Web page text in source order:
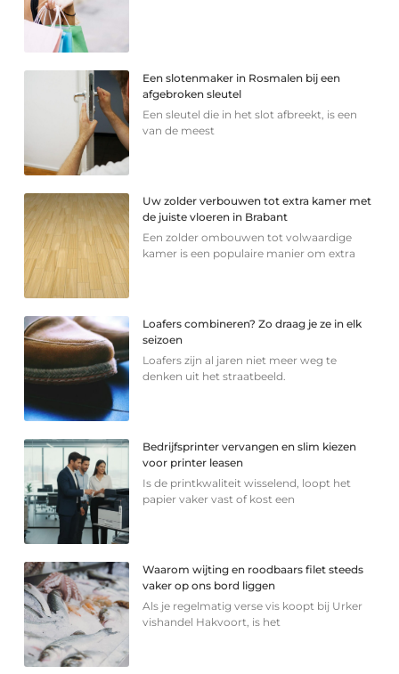
Een slotenmaker in Rosmalen bij een
afgebroken sleutel
Een sleutel die in het slot afbreekt, is een
van de meest
Uw zolder verbouwen tot extra kamer met
de juiste vloeren in Brabant
Een zolder ombouwen tot volwaardige
kamer is een populaire manier om extra
Loafers combineren? Zo draag je ze in elk
seizoen
Loafers zijn al jaren niet meer weg te
denken uit het straatbeeld.
Bedrijfsprinter vervangen en slim kiezen
voor printer leasen
Is de printkwaliteit wisselend, loopt het
papier vaker vast of kost een
Waarom wijting en roodbaars filet steeds
vaker op ons bord liggen
Als je regelmatig verse vis koopt bij Urker
vishandel Hakvoort, is het